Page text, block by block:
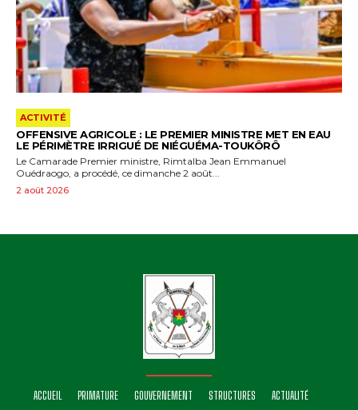
ACTIVITÉ
OFFENSIVE AGRICOLE : LE PREMIER MINISTRE MET EN EAU
LE PÉRIMÈTRE IRRIGUÉ DE NIÉGUÉMA-TOUKÔRÔ
Le Camarade Premier ministre, Rimtalba Jean Emmanuel
Ouédraogo, a procédé, ce dimanche 2 août...
2 août 2026
ACCUEIL PRIMATURE GOUVERNEMENT STRUCTURES
ACTUALITÉ